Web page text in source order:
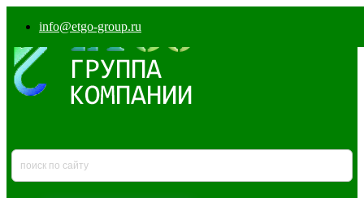
info@etgo-group.ru